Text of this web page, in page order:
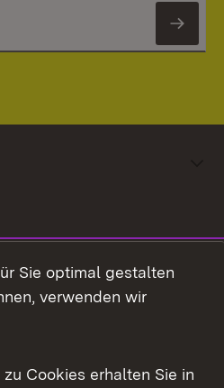
Sie optimal gestalten
verwenden wir
Cookies erhalten Sie in